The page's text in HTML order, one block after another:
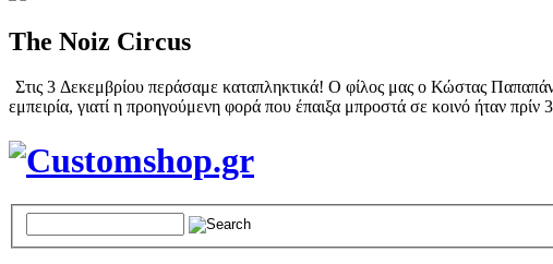
The Noiz Circus
Στις 3 Δεκεμβρίου περάσαμε καταπληκτικά! Ο φίλος μας ο Κώστας
εμπειρία, γιατί η προηγούμενη φορά που έπαιξα μπροστά σε κοινό ήταν πρίν